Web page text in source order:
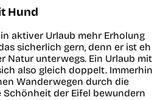
Hund
aktiver Urlaub mehr Erholung
sicherlich gern, denn er ist eh
Natur unterwegs. Ein Urlaub mit
also gleich doppelt. Immerhin
Wanderwegen durch die
Schönheit der Eifel bewundern